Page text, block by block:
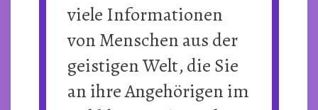
viele Informationen
von Menschen aus der
geistigen Welt, die Sie
an ihre Angehörigen im